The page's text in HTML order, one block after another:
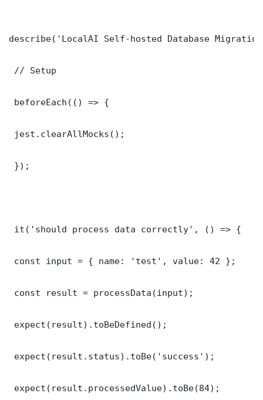
describe('LocalAI Self-hosted Database
// Setup
beforeEach(() => {
jest.clearAllMocks();
});
it('should process data correctly', () => {
const input = { name: 'test', value: 42 };
const result = processData(input);
expect(result).toBeDefined();
expect(result.status).toBe('success');
expect(result.processedValue).toBe(84);